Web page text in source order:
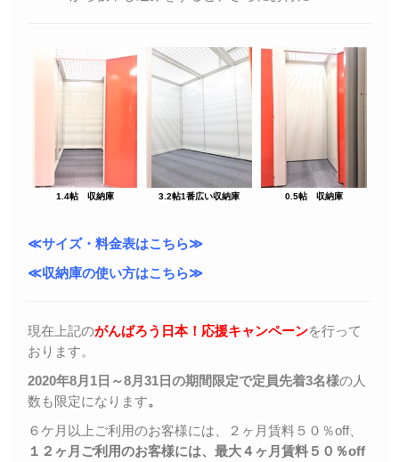
1.4帖 収納庫 3.2帖1番広い収納庫 0.5帖 収納庫
≪サイズ・料金表はこちら≫
≪収納庫の使い方はこちら≫
現在上記のがんばろう日本！応援キャンペーンを行って
おります。
2020年8月1日～8月31日の期間限定で定員先着3名様の人
数も限定になります。
６ケ月以上ご利用のお客様には、２ヶ月賃料５０％off、
１２ヶ月ご利用のお客様には、最大４ヶ月賃料５０％off